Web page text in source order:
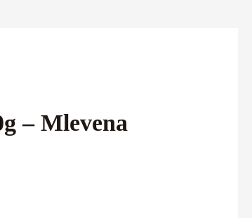
– Mlevena